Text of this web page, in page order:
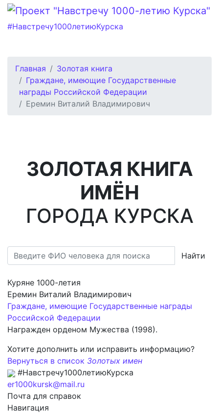
#Навстречу1000летиюКурска
Главная
Золотая книга
Граждане, имеющие Государственные
награды Российской Федерации
Еремин Виталий Владимирович
ЗОЛОТАЯ КНИГА
ИМЁН
ГОРОДА КУРСКА
Найти
Куряне 1000-летия
Еремин Виталий Владимирович
Граждане, имеющие Государственные награды
Российской Федерации
Награжден орденом Мужества (1998).
Хотите дополнить или исправить информацию?
Вернуться в список Золотых имен
#Навстречу1000летиюКурска
er1000kursk@mail.ru
Почта для справок
Навигация